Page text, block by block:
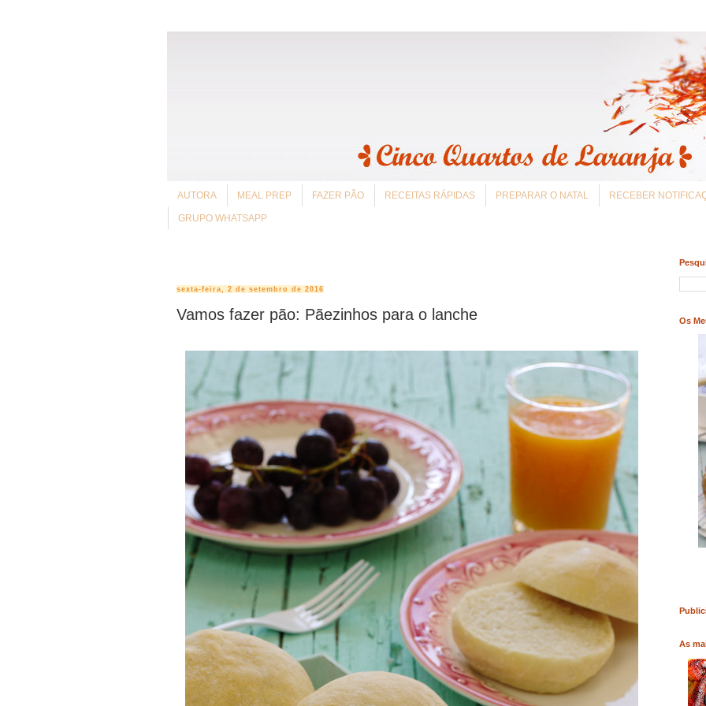
AUTORA MEAL PREP FAZER PÃO RECEITAS RÁPIDAS PREPARAR O NATAL RECEBER
GRUPO WHATSAPP
sexta-feira, 2 de setembro de 2016
Vamos fazer pão: Pãezinhos para o lanche Os
COMPRAR LIVRO COMPRAR LIVRO COMPRAR LIVRO
As